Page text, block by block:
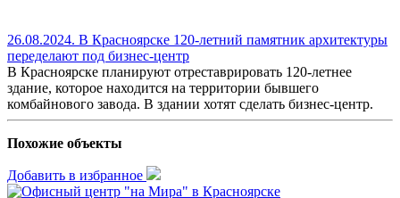
26.08.2024. В Красноярске 120-летний памятник архитектуры
переделают под бизнес-центр
В Красноярске планируют отреставрировать 120-летнее
здание, которое находится на территории бывшего
комбайнового завода. В здании хотят сделать бизнес-центр.
Похожие объекты
Добавить в избранное